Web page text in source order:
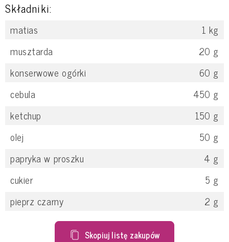
Składniki:
matias 1 kg
musztarda
20 g
konserwowe ogórki
60 g
cebula
450 g
ketchup
150 g
olej
50 g
papryka w proszku
4 g
cukier
5 g
pieprz czarny
2 g
Skopiuj listę zakupów